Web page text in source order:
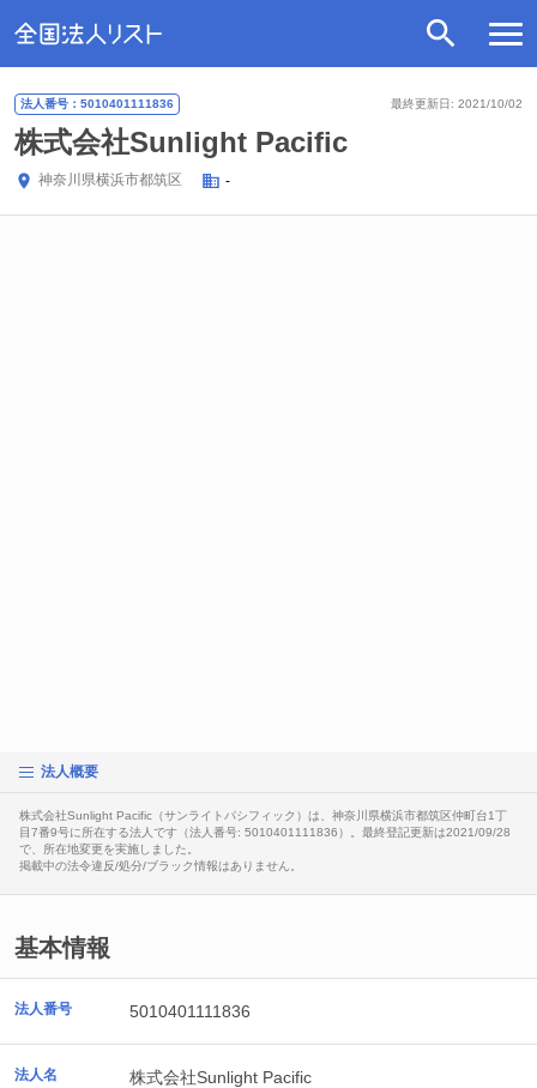
最終更新日: 2021/10/02
法人番号：5010401111836
株式会社Sunlight Pacific
神奈川県横浜市都筑区 -
法人概要
株式会社Sunlight Pacific（サンライトパシフィック）は、神奈川県横浜市都筑区仲町台1丁
目7番9号に所在する法人です（法人番号: 5010401111836）。最終登記更新は2021/09/28
で、所在地変更を実施しました。
掲載中の法令違反/処分/ブラック情報はありません。
基本情報
法人番号 5010401111836
法人名 株式会社Sunlight Pacific